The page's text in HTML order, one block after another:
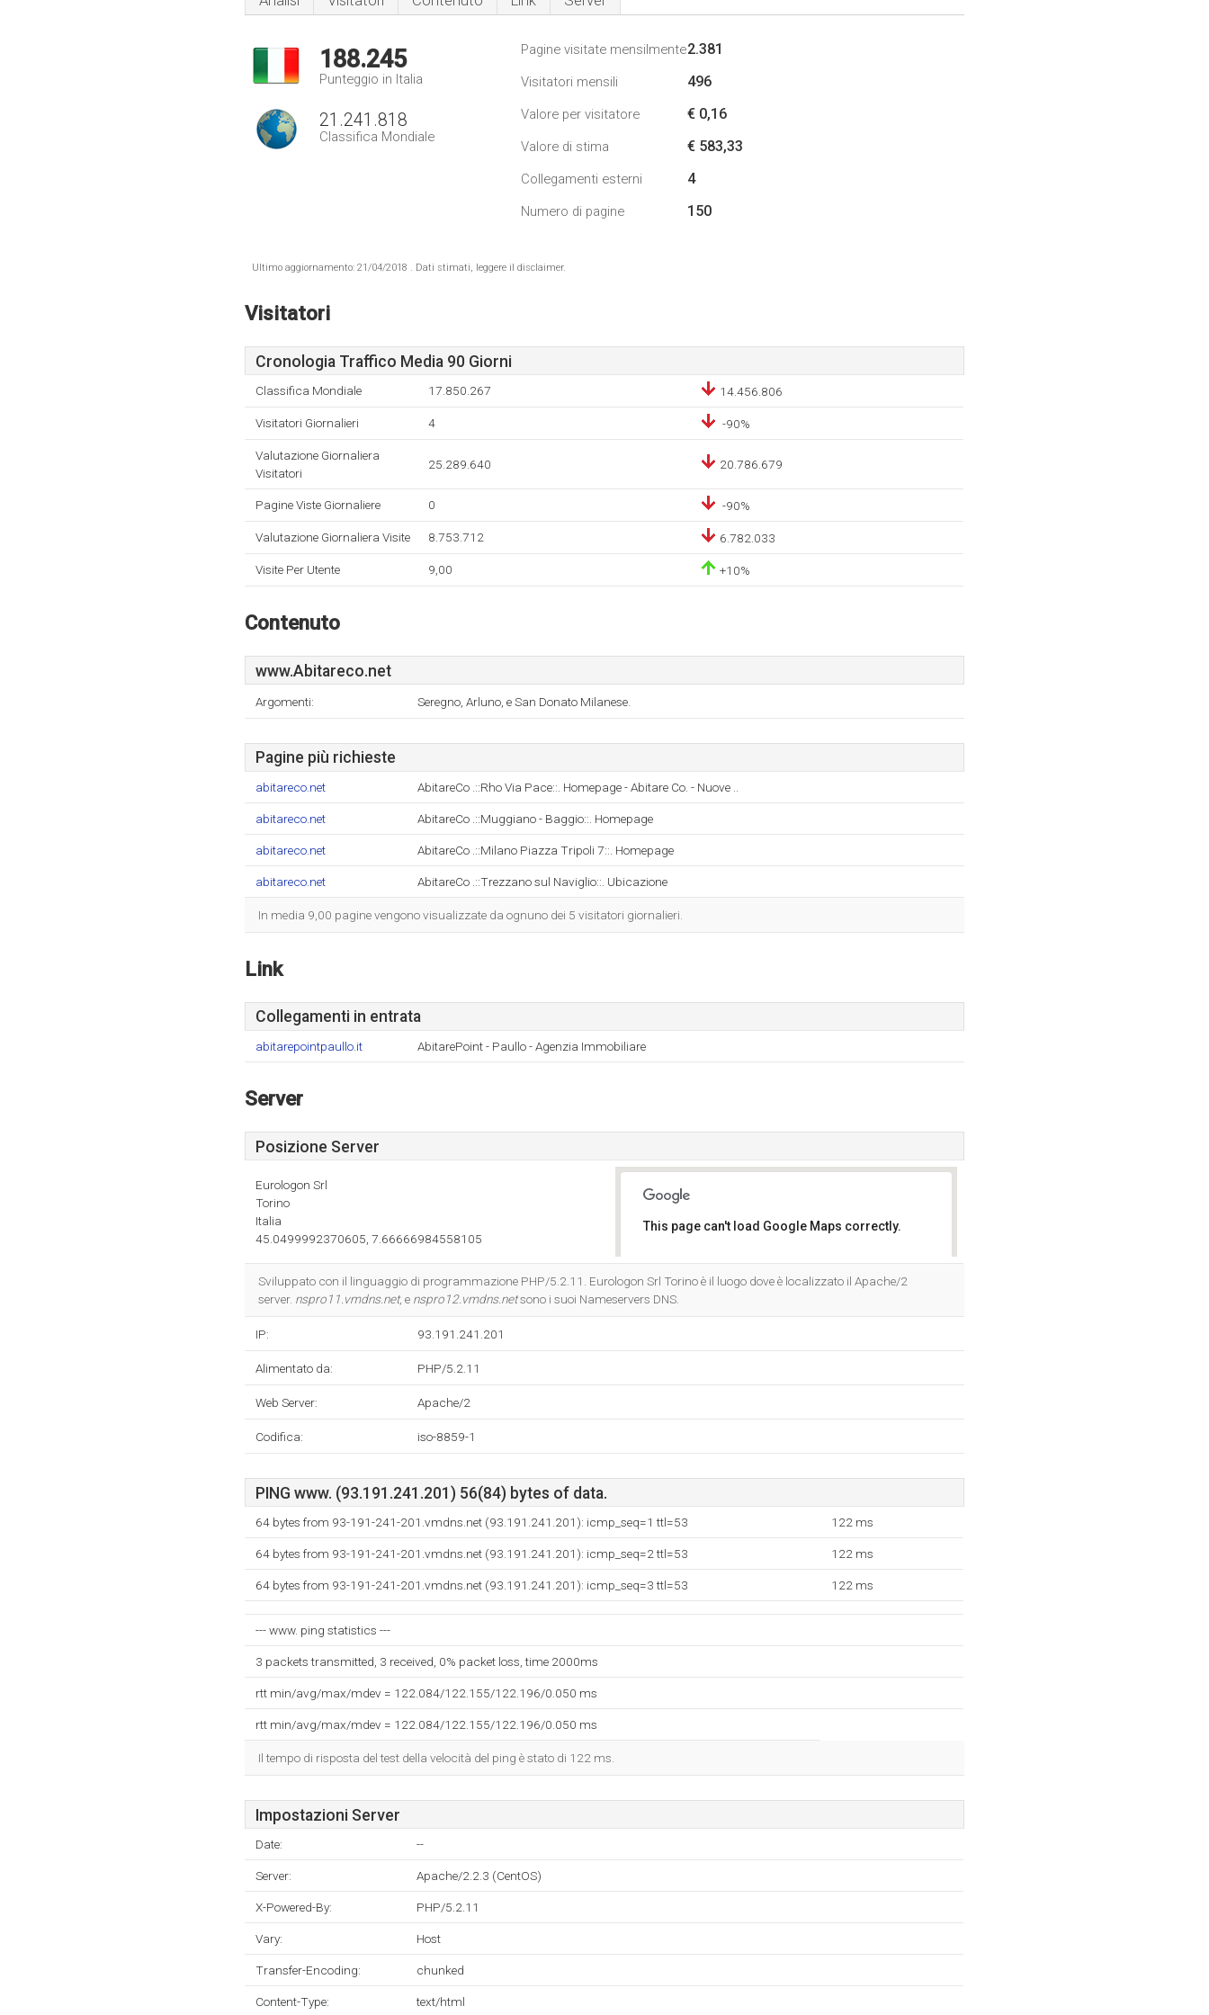
188.245
Punteggio in Italia
21.241.818
Classifica Mondiale
Pagine visitate mensilmente2.381
Visitatori mensili 496
Valore per visitatore € 0,16
Valore di stima € 583,33
Collegamenti esterni 4
Numero di pagine 150
Ultimo aggiornamento: 21/04/2018 . Dati stimati, leggere il disclaimer.
Visitatori
Cronologia Traffico Media 90 Giorni
Classifica Mondiale 17.850.267 14.456.806
Visitatori Giornalieri 4 -90%
Valutazione Giornaliera
Visitatori
25.289.640 20.786.679
Pagine Viste Giornaliere 0 -90%
Valutazione Giornaliera Visite 8.753.712 6.782.033
Visite Per Utente 9,00 +10%
Contenuto
www.Abitareco.net
Argomenti: Seregno, Arluno, e San Donato Milanese.
Pagine più richieste
abitareco.net AbitareCo .::Rho Via Pace::. Homepage - Abitare Co. - Nuove ..
abitareco.net AbitareCo .::Muggiano - Baggio::. Homepage
abitareco.net AbitareCo .::Milano Piazza Tripoli 7::. Homepage
abitareco.net AbitareCo .::Trezzano sul Naviglio::. Ubicazione
In media 9,00 pagine vengono visualizzate da ognuno dei 5 visitatori giornalieri.
Link
Collegamenti in entrata
abitarepointpaullo.it AbitarePoint - Paullo - Agenzia Immobiliare
Server
Posizione Server
Eurologon Srl
Torino
Italia
45.0499992370605, 7.66666984558105
This page can't load Google Maps correctly.
Sviluppato con il linguaggio di programmazione PHP/5.2.11. Eurologon Srl Torino è il luogo dove è localizzato il Apache/2
server. nspro11.vmdns.net, e nspro12.vmdns.netsono i suoi Nameservers DNS.
IP: 93.191.241.201
Alimentato da: PHP/5.2.11
Web Server: Apache/2
Codifica: iso-8859-1
PING www. (93.191.241.201) 56(84) bytes of data.
64 bytes from 93-191-241-201.vmdns.net (93.191.241.201): icmp_seq=1 ttl=53 122 ms
64 bytes from 93-191-241-201.vmdns.net (93.191.241.201): icmp_seq=2 ttl=53 122 ms
64 bytes from 93-191-241-201.vmdns.net (93.191.241.201): icmp_seq=3 ttl=53 122 ms
--- www. ping statistics ---
3 packets transmitted, 3 received, 0% packet loss, time 2000ms
rtt min/avg/max/mdev = 122.084/122.155/122.196/0.050 ms
rtt min/avg/max/mdev = 122.084/122.155/122.196/0.050 ms
Il tempo di risposta del test della velocità del ping è stato di 122 ms.
Impostazioni Server
Date: --
Server: Apache/2.2.3 (CentOS)
X-Powered-By: PHP/5.2.11
Vary: Host
Transfer-Encoding: chunked
Content-Type: text/html